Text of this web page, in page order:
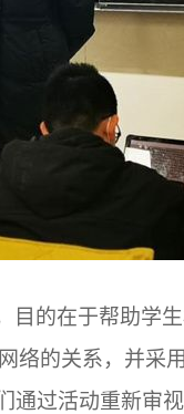
的在于帮助学生
络的关系，并采
通过活动重新审